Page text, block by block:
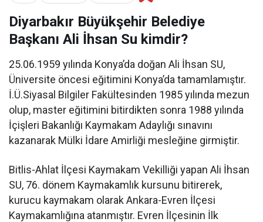
Diyarbakır Büyükşehir Belediye
Başkanı Ali İhsan Su kimdir?
25.06.1959 yılında Konya’da doğan Ali İhsan SU,
Üniversite öncesi eğitimini Konya’da tamamlamıştır.
İ.Ü.Siyasal Bilgiler Fakültesinden 1985 yılında mezun
olup, master eğitimini bitirdikten sonra 1988 yılında
İçişleri Bakanlığı Kaymakam Adaylığı sınavını
kazanarak Mülki İdare Amirliği mesleğine girmiştir.
Bitlis-Ahlat İlçesi Kaymakam Vekilliği yapan Ali İhsan
SU, 76. dönem Kaymakamlık kursunu bitirerek,
kurucu kaymakam olarak Ankara-Evren İlçesi
Kaymakamlığına atanmıştır. Evren İlçesinin İlk